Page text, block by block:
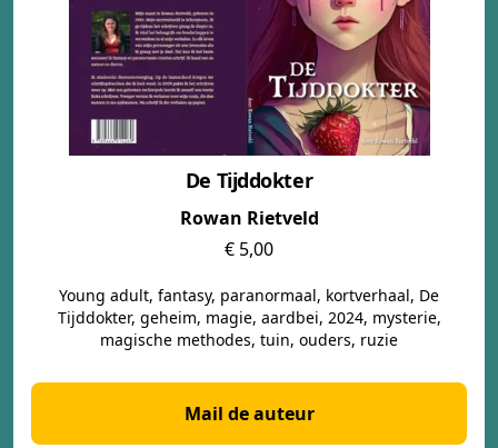
De Tijddokter
Rowan Rietveld
€ 5,00
Young adult, fantasy, paranormaal, kortverhaal, De
Tijddokter, geheim, magie, aardbei, 2024, mysterie,
magische methodes, tuin, ouders, ruzie
Mail de auteur